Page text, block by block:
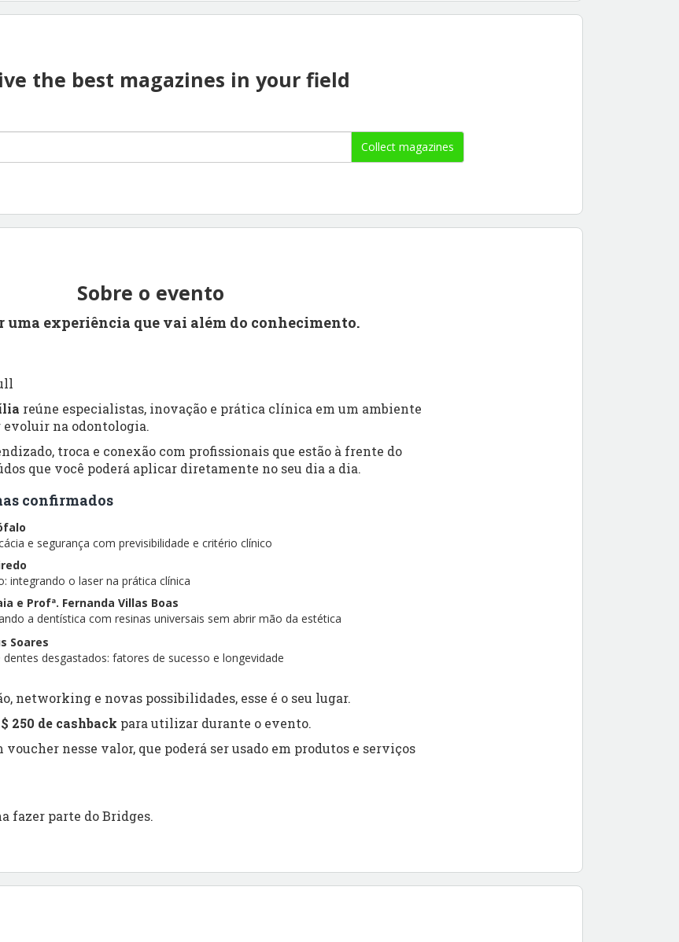
the best magazines in your field
Collect magazines
Sobre o evento
uma experiência que vai além do conhecimento.
reúne especialistas, inovação e prática clínica em um ambiente
evoluir na odontologia.
troca e conexão com profissionais que estão à frente do
que você poderá aplicar diretamente no seu dia a dia.
confirmados
e segurança com previsibilidade e critério clínico
integrando o laser na prática clínica
e Profª. Fernanda Villas Boas
a dentística com resinas universais sem abrir mão da estética
Soares
desgastados: fatores de sucesso e longevidade
networking e novas possibilidades, esse é o seu lugar.
250 de cashback para utilizar durante o evento.
voucher nesse valor, que poderá ser usado em produtos e serviços
fazer parte do Bridges.